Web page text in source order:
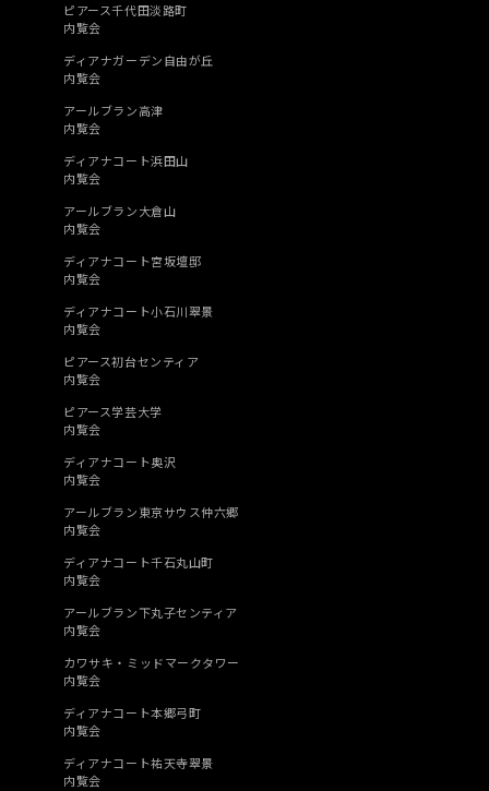
ピアース千代田淡路町
内覧会
ディアナガーデン自由が丘
内覧会
アールブラン高津
内覧会
ディアナコート浜田山
内覧会
アールブラン大倉山
内覧会
ディアナコート宮坂壇邸
内覧会
ディアナコート小石川翠景
内覧会
ピアース初台センティア
内覧会
ピアース学芸大学
内覧会
ディアナコート奥沢
内覧会
アールブラン東京サウス仲六郷
内覧会
ディアナコート千石丸山町
内覧会
アールブラン下丸子センティア
内覧会
カワサキ・ミッドマークタワー
内覧会
ディアナコート本郷弓町
内覧会
ディアナコート祐天寺翠景
内覧会